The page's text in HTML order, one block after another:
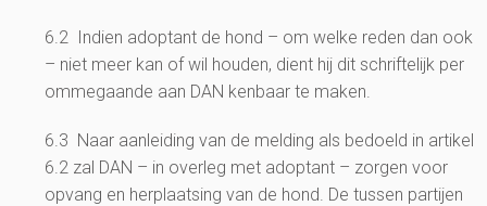
6.2 Indien adoptant de hond – om welke reden dan ook
– niet meer kan of wil houden, dient hij dit schriftelijk per
ommegaande aan DAN kenbaar te maken.
6.3 Naar aanleiding van de melding als bedoeld in artikel
6.2 zal DAN – in overleg met adoptant – zorgen voor
opvang en herplaatsing van de hond. De tussen partijen